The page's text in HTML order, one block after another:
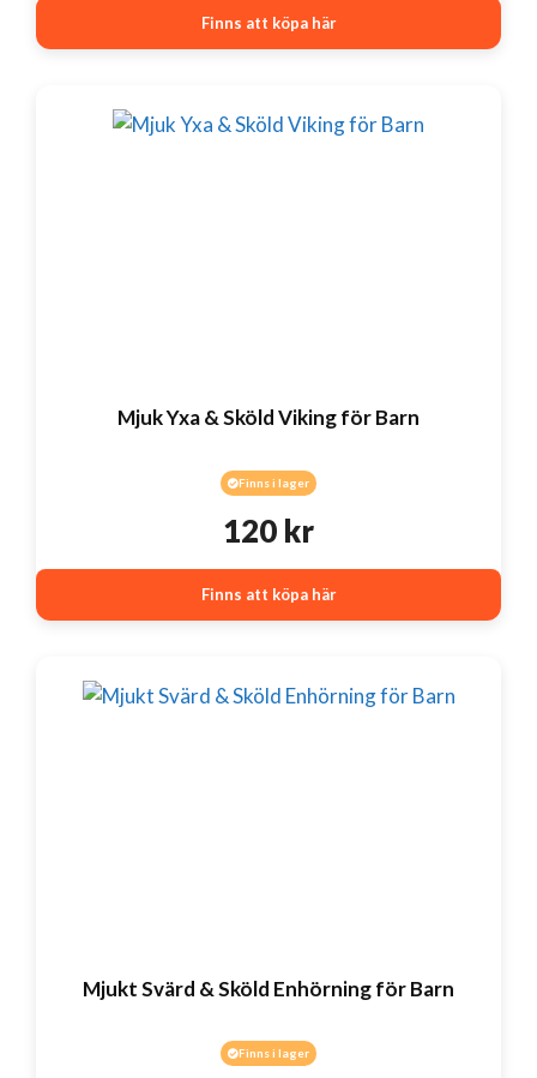
Finns att köpa här
Mjuk Yxa & Sköld Viking för Barn
Finns i lager
120 kr
Finns att köpa här
Mjukt Svärd & Sköld Enhörning för Barn
Finns i lager